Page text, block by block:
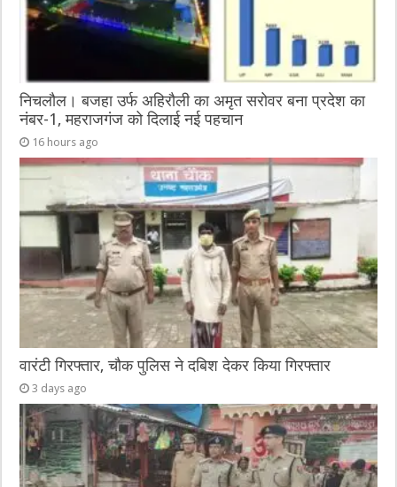
निचलौल। बजहा उर्फ अहिरौली का अमृत सरोवर बना प्रदेश का
नंबर-1, महराजगंज को दिलाई नई पहचान
16 hours ago
वारंटी गिरफ्तार, चौक पुलिस ने दबिश देकर किया गिरफ्तार
3 days ago